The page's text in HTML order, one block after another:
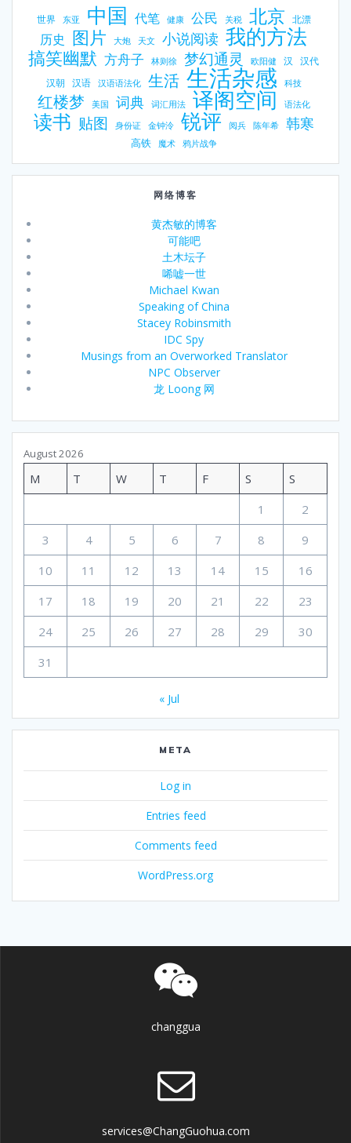
世界 东亚 中国 代笔 健康 公民 关税 北京 北漂
历史 图片 大炮 天文 小说阅读 我的方法
搞笑幽默 方舟子 林则徐 梦幻通灵 欧阳健 汉 汉代
汉朝 汉语 汉语语法化 生活 生活杂感 科技
红楼梦 美国 词典 词汇用法 译阁空间 语法化
读书 贴图 身份证 金钟泠 锐评 阅兵 陈年希 韩寒
高铁 魔术 鸦片战争
网络博客
黄杰敏的博客
可能吧
土木坛子
唏嘘一世
Michael Kwan
Speaking of China
Stacey Robinsmith
IDC Spy
Musings from an Overworked Translator
NPC Observer
龙 Loong 网
August 2026
M T W T F S
S
1
2
3
4 5 6 7 8
9
10
11 12 13 14 15
16
17
18 19 20 21 22
23
24
25 26 27 28 29
30
31
« Jul
META
Log in
Entries feed
Comments feed
WordPress.org
changgua
services@ChangGuohua.com